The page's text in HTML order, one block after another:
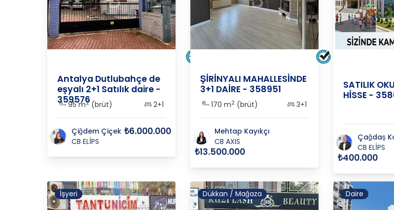
Antalya Dutlubahçe de
eşyalı 2+1 Satılık daire -
359576
95 m2(brüt) 2+1
Çiğdem Çiçek
CB ELİPS
₺6.000.000
ŞİRİNYALI MAHALLESİNDE
3+1 DAİRE - 358951
170 m2(brüt) 3+1
Mehtap Kayıkçı
CB AXIS
₺13.500.000
SATILIK
HİSSE -
Çağdaş
CB ELİPS
₺400.000
İşyeri Dükkan / Mağaza Daire